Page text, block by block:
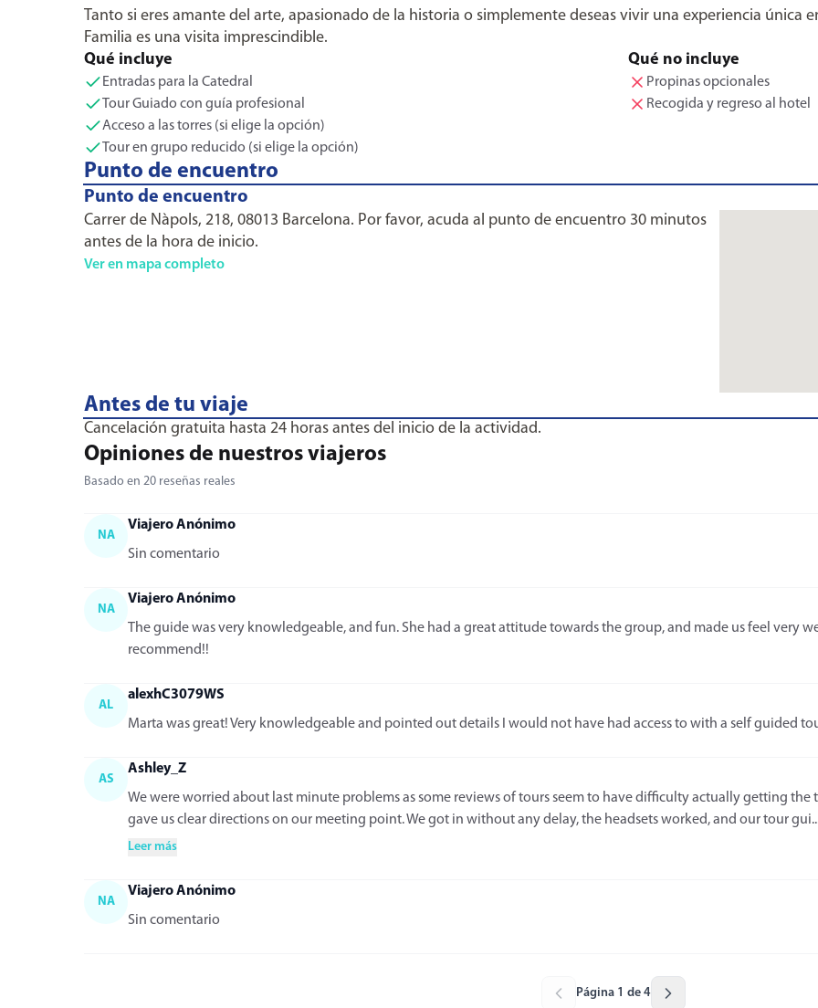
Tanto si eres amante del arte, apasionado de la historia o simplemente deseas vivir una experiencia única
Familia es una visita imprescindible.
Qué incluye
Entradas para la Catedral
Tour Guiado con guía profesional
Acceso a las torres (si elige la opción)
Tour en grupo reducido (si elige la opción)
Qué no incluye
Propinas opcionales
Recogida y regreso al hotel
Punto de encuentro
Punto de encuentro
Carrer de Nàpols, 218, 08013 Barcelona. Por favor, acuda al punto de encuentro 30 minutos
antes de la hora de inicio.
Ver en mapa completo
Antes de tu viaje
Cancelación gratuita hasta 24 horas antes del inicio de la actividad.
Opiniones de nuestros viajeros
Basado en 20 reseñas reales
NA
Viajero Anónimo
Sin comentario
NA
Viajero Anónimo
The guide was very knowledgeable, and fun. She had a great attitude towards the group, and made us feel very
recommend!!
AL
alexhC3079WS
Marta was great! Very knowledgeable and pointed out details I would not have had access to with a self guided
AS
Ashley_Z
We were worried about last minute problems as some reviews of tours seem to have difficulty actually getting
gave us clear directions on our meeting point. We got in without any delay, the headsets worked, and our tour
Leer más
NA
Viajero Anónimo
Sin comentario
Página 1 de 4